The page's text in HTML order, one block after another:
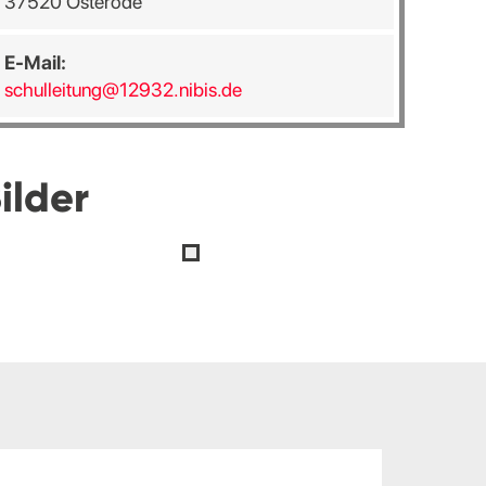
E-Mail:
schulleitung@12932.nibis.de